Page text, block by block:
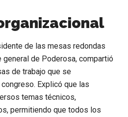
de las mesas redondas
general de Poderosa, compartió
de trabajo que se
Explicó que las
temas técnicos,
permitiendo que todos los